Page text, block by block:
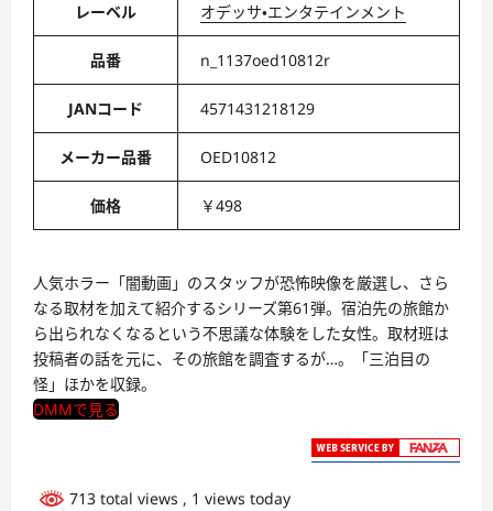
レーベル オデッサ・エンタテインメント
品番 n_1137oed10812r
JANコード 4571431218129
メーカー品番 OED10812
価格 ￥498
人気ホラー「闇動画」のスタッフが恐怖映像を厳選し、さら
なる取材を加えて紹介するシリーズ第61弾。宿泊先の旅館か
ら出られなくなるという不思議な体験をした女性。取材班は
投稿者の話を元に、その旅館を調査するが…。「三泊目の
怪」ほかを収録。
DMMで見る
713 total views , 1 views today